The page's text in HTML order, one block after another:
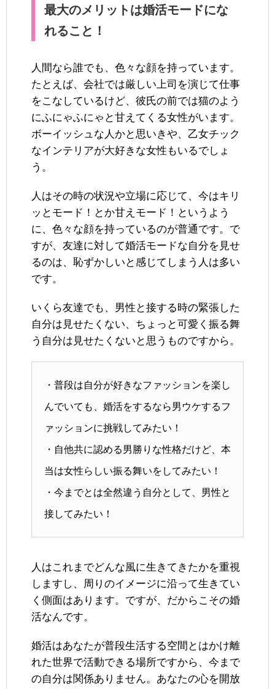
最大のメリットは婚活モードにな
れること！
人間なら誰でも、色々な顔を持っています。
たとえば、会社では厳しい上司を演じて仕事
をこなしているけど、彼氏の前では猫のよう
にふにゃふにゃと甘えてくる女性がいます。
ボーイッシュな人かと思いきや、乙女チック
なインテリアが大好きな女性もいるでしょ
う。
人はその時の状況や立場に応じて、今はキリ
ッとモード！とか甘えモード！というよう
に、色々な顔を持っているのが普通です。で
すが、友達に対して婚活モードな自分を見せ
るのは、恥ずかしいと感じてしまう人は多い
です。
いくら友達でも、男性と接する時の緊張した
自分は見せたくない、ちょっと可愛く振る舞
う自分は見せたくないと思うものですから。
・普段は自分が好きなファッションを楽し
んでいても、婚活をするなら男ウケするフ
ァッションに挑戦してみたい！
・自他共に認める男勝りな性格だけど、本
当は女性らしい振る舞いをしてみたい！
・今までとは全然違う自分として、男性と
接してみたい！
人はこれまでどんな風に生きてきたかを重視
しますし、周りのイメージに沿って生きてい
く側面はあります。ですが、だからこその婚
活なんです。
婚活はあなたが普段生活する空間とはかけ離
れた世界で活動できる場所ですから、今まで
の自分は関係ありません。あなたの心を開放